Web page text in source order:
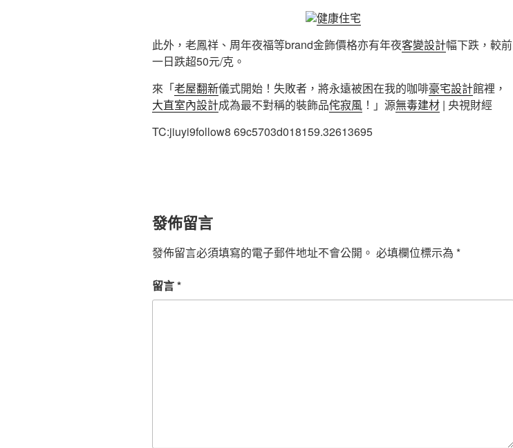
健康住宅
此外，老鳳祥、周年夜福等brand金飾價格亦有年夜客變設計幅下跌，較前
一日跌超50元/克。
來「老屋翻新儀式開始！失敗者，將永遠被困在我的咖啡豪宅設計館裡，
大直室內設計成為最不對稱的裝飾品侘寂風 ！」源無毒建材 | 央視財經
TC:jiuyi9follow8 69c5703d018159.32613695
發佈留言
發佈留言必須填寫的電子郵件地址不會公開。 必填欄位標示為 *
留言*